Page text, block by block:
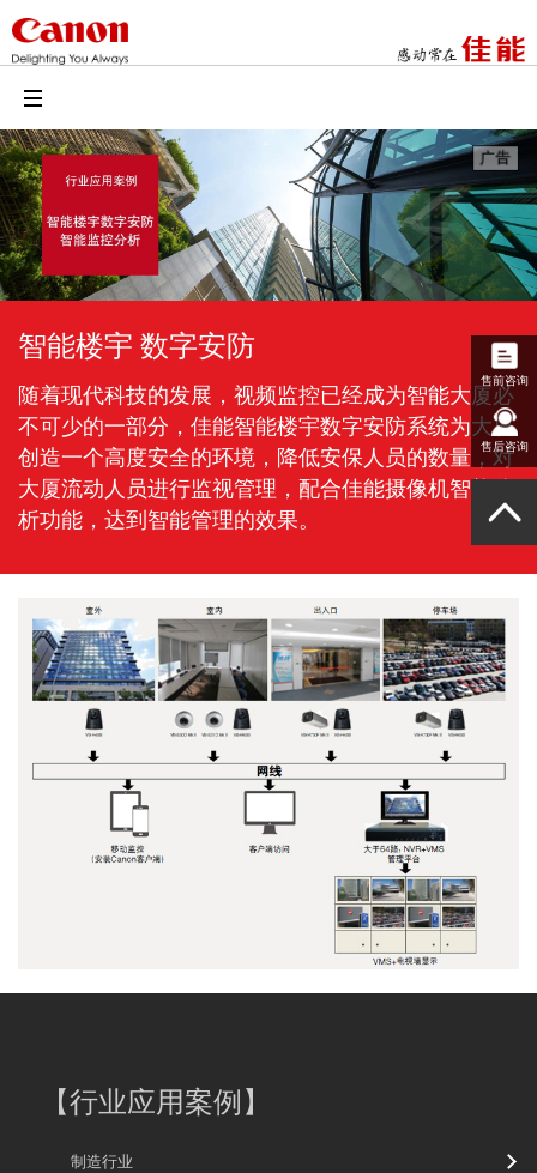
智能楼宇 数字安防
随着现代科技的发展，视频监控已经成为智能大厦必
不可少的一部分，佳能智能楼宇数字安防系统为大厦
创造一个高度安全的环境，降低安保人员的数量，对
大厦流动人员进行监视管理，配合佳能摄像机智能分
析功能，达到智能管理的效果。
【行业应用案例】
制造行业
售前咨询
售后咨询